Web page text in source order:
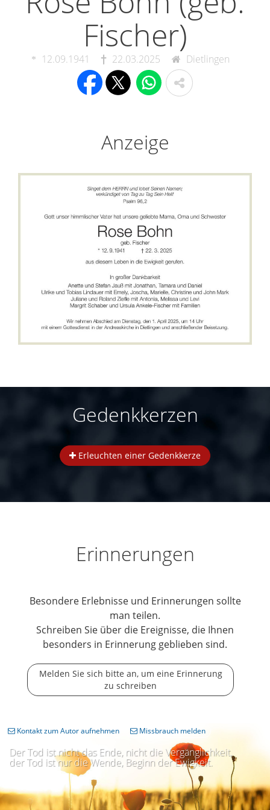
Fischer)
12.09.1941 22.03.2025 Dietlingen
Anzeige
Gedenkkerzen
Erleuchten einer Gedenkkerze
Erinnerungen
Besondere Erlebnisse und Erinnerungen sollte
man teilen.
Schreiben Sie über die Ereignisse, die Ihnen
besonders in Erinnerung geblieben sind.
Melden Sie sich bitte an, um eine Erinnerung
zu schreiben
Der Tod ist nicht das Ende, nicht die Vergänglichkeit,
der Tod ist nur die Wende, Beginn der Ewigkeit.
Kontakt zum Autor aufnehmen Missbrauch melden